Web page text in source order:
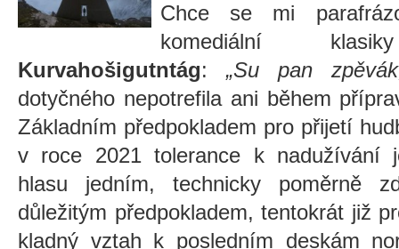
Chce se mi
komediální
Kurvahošigutntág: „Su pan
dotyčného nepotrefila ani během
Základním předpokladem pro přijetí
v roce 2021 tolerance k nadužívání
hlasu jedním, technicky poměrně
důležitým předpokladem, tentokrát již
kladný vztah k posledním deskám